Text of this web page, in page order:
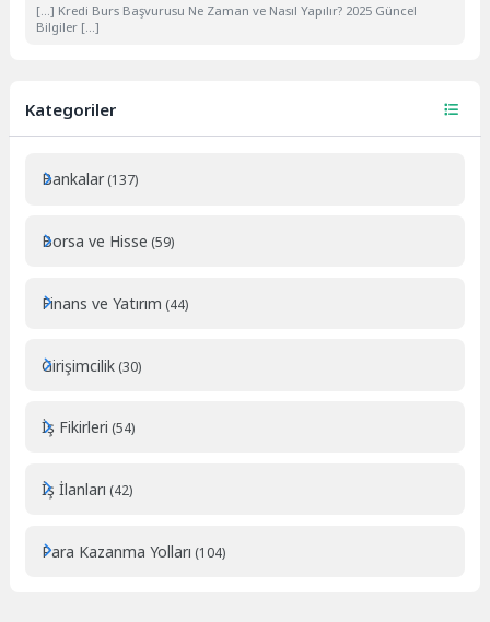
[…] Kredi Burs Başvurusu Ne Zaman ve Nasıl Yapılır? 2025 Güncel
Bilgiler […]
Kategoriler
Bankalar (137)
Borsa ve Hisse (59)
Finans ve Yatırım (44)
Girişimcilik (30)
İş Fikirleri (54)
İş İlanları (42)
Para Kazanma Yolları (104)